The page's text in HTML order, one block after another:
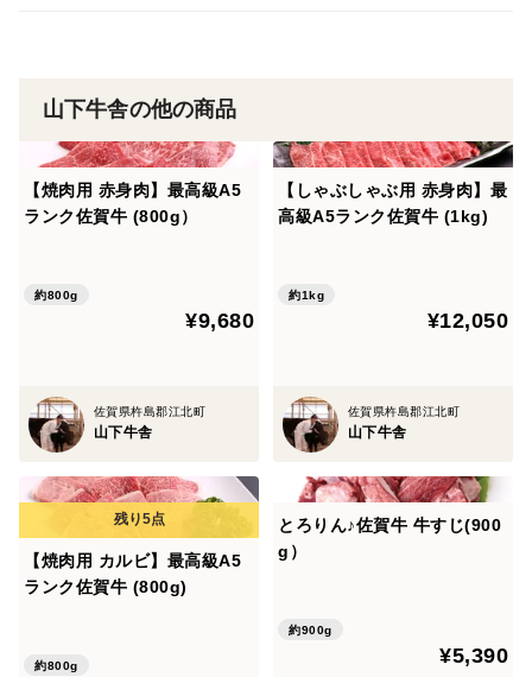
山下牛舎の他の商品
【焼肉用 赤身肉】最高級A5
ランク佐賀牛 (800g）
約800g
¥9,680
佐賀県杵島郡江北町
山下牛舎
【しゃぶしゃぶ用 赤身肉】最
高級A5ランク佐賀牛 (1kg)
約1kg
¥12,050
佐賀県杵島郡江北町
山下牛舎
【焼肉用 カルビ】最高級A5
ランク佐賀牛 (800g)
約800g
とろりん♪佐賀牛 牛すじ(900
g）
約900g
¥5,390